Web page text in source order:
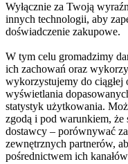
Wyłącznie za Twoją
innych technologii, aby
doświadczenie zakupowe.
W tym celu gromadzimy
ich zachowań oraz
wykorzystujemy do ciągłej
wyświetlania
statystyk użytkowania.
zgodą i pod warunkiem, że
dostawcy – porównywać
zewnętrznych partnerów,
pośrednictwem ich